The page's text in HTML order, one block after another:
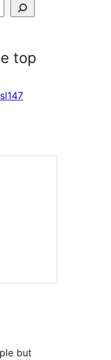
top
sl147
but